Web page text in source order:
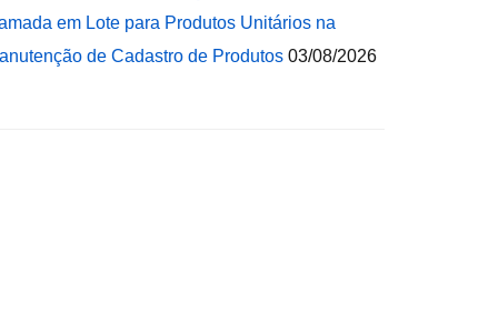
em Lote para Produtos Unitários na
de Cadastro de Produtos 03/08/2026